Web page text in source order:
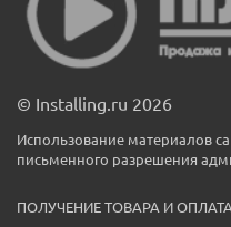
© Installing.ru 2026
Использование материалов
письменного разрешения
ПОЛУЧЕНИЕ ТОВАРА И ОПЛАТА